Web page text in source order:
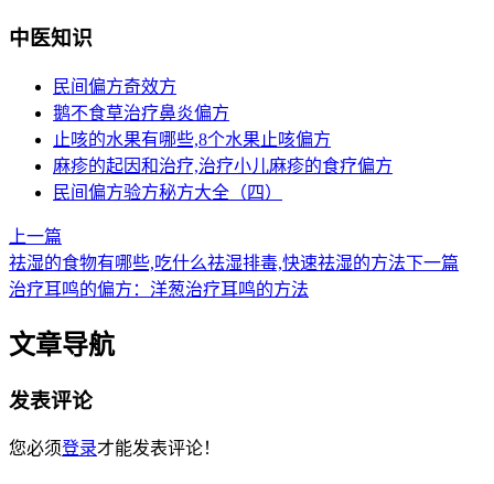
中医知识
民间偏方奇效方
鹅不食草治疗鼻炎偏方
止咳的水果有哪些,8个水果止咳偏方
麻疹的起因和治疗,治疗小儿麻疹的食疗偏方
民间偏方验方秘方大全（四）
上一篇
祛湿的食物有哪些,吃什么祛湿排毒,快速祛湿的方法下一篇
治疗耳鸣的偏方：洋葱治疗耳鸣的方法
文章导航
发表评论
您必须登录才能发表评论！